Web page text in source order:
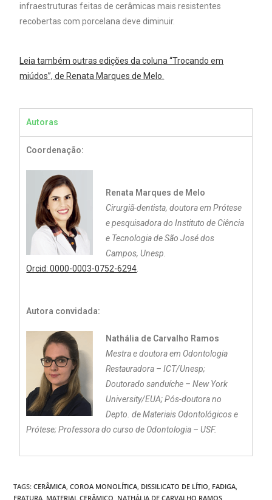
infraestruturas feitas de cerâmicas mais resistentes
recobertas com porcelana deve diminuir.
Leia também outras edições da coluna “Trocando em
miúdos”, de Renata Marques de Melo.
Autoras
Coordenação:
Renata Marques de Melo
Cirurgiã-dentista, doutora em Prótese
e pesquisadora do Instituto de Ciência
e Tecnologia de São José dos
Campos, Unesp.
Orcid: 0000-0003-0752-6294
Autora convidada:
Nathália de Carvalho Ramos
Mestra e doutora em Odontologia
Restauradora – ICT/Unesp;
Doutorado sanduíche – New York
University/EUA; Pós-doutora no
Depto. de Materiais Odontológicos e
Prótese; Professora do curso de Odontologia – USF.
TAGS:CERÂMICA COROA MONOLÍTICA DISSILICATO DE LÍTIO FADIGA
FRATURA MATERIAL CERÂMICO NATHÁLIA DE CARVALHO RAMOS